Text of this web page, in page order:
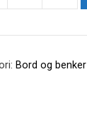
Bord og benker